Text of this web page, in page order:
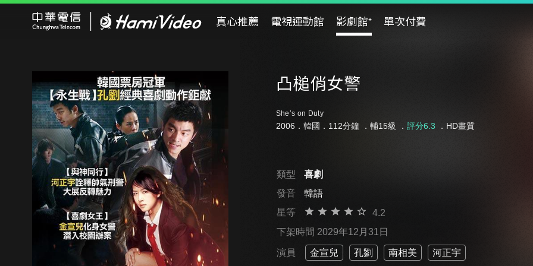
真心推薦 電視運動館 影劇館⁺ 單次付費
凸槌俏女警
She’s on Duty
2006．韓國．112分鐘 ． 輔15級 ． 評分6.3 ．HD畫質
類型
喜劇
發音
韓語
星等
4.2
下架時間 2029年12月31日
演員 金宣兒 孔劉 南相美 河正宇